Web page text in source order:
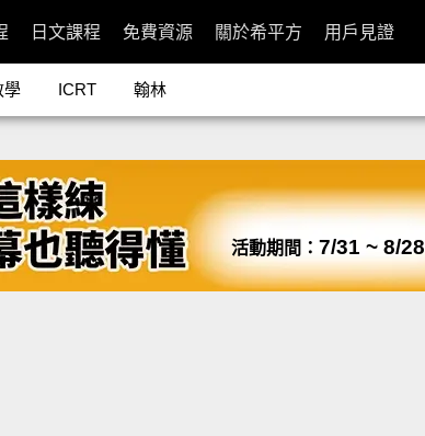
日文課程 免費資源 關於希平方 用戶見證
學 ICRT 翰林
活動期間： 7/31 ~ 8/28